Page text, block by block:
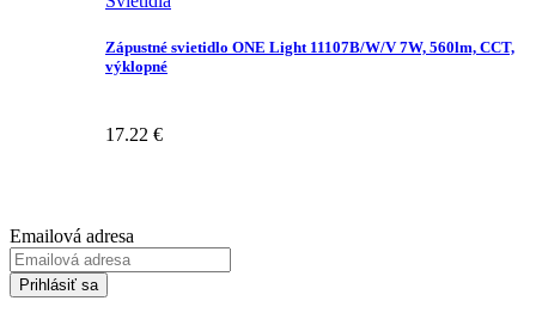
Zápustné svietidlo ONE Light 11107B/W/V 7W, 560lm, CCT,
výklopné
17.22 €
Emailová adresa
Prihlásiť sa